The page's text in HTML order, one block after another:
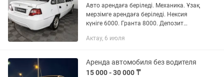
Авто арендаға беріледі. Механика. Ұзақ
мерзімге арендаға беріледі. Нексия
күніге 6000. Гранта 8000. Депозит
бізден.
Актау, 6 июля
Аренда автомобиля без водителя
15 000 - 30 000 ₸